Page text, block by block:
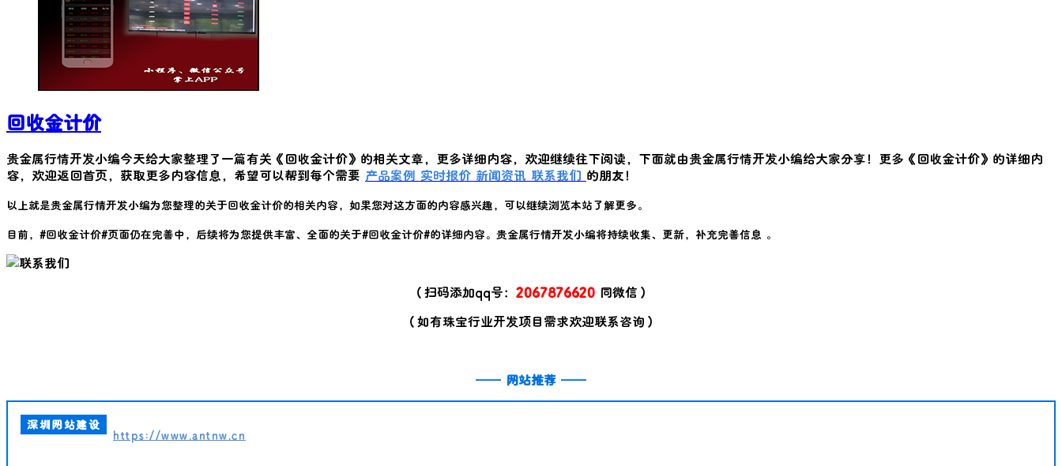
回收金计价
贵金属行情开发小编今天给大家整理了一篇有关《回收金计价》的相关文章，更多详细内容，欢迎继续往下阅读，下面就由贵金属行情开发小编给大家分享！更多《回收金计价》的详细内
容，欢迎返回首页，获取更多内容信息，希望可以帮到每个需要 产品案例 实时报价 新闻资讯 联系我们 的朋友！
以上就是贵金属行情开发小编为您整理的关于回收金计价的相关内容，如果您对这方面的内容感兴趣，可以继续浏览本站了解更多。
目前，#回收金计价#页面仍在完善中，后续将为您提供丰富、全面的关于#回收金计价#的详细内容。贵金属行情开发小编将持续收集、更新，补充完善信息 。
（扫码添加qq号： 2067876620 同微信）
（如有珠宝行业开发项目需求欢迎联系咨询）
—— 网站推荐 ——
深圳网站建设
https://www.antnw.cn